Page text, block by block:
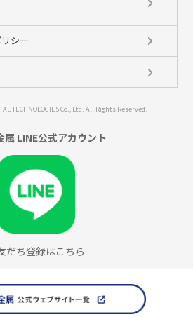
シー
TECHNOLOGIES Co., Ltd. All Rights Reserved.
属 LINE公式アカウント
だち登録はこちら